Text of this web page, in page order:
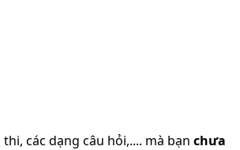
các dạng câu hỏi,.... mà bạn chưa